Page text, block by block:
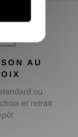
AU
ou
et retrait